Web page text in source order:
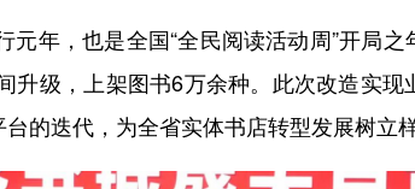
年，也是全国“全民阅读活动周”开局之
升级，上架图书6万余种。此次改造实
的迭代，为全省实体书店转型发展树立样